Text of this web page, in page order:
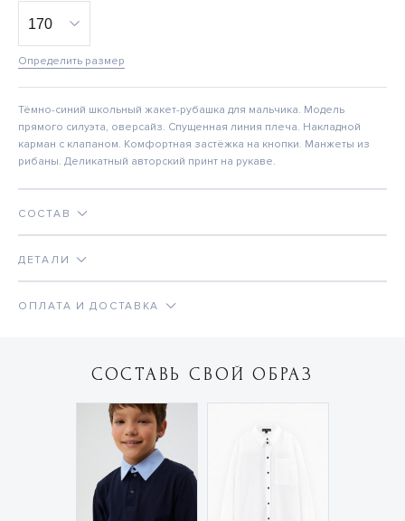
Определить размер
Тёмно-синий школьный жакет-рубашка для мальчика. Модель
прямого силуэта, оверсайз. Спущенная линия плеча. Накладной
карман с клапаном. Комфортная застёжка на кнопки. Манжеты из
рибаны. Деликатный авторский принт на рукаве.
СОСТАВ
ДЕТАЛИ
ОПЛАТА И ДОСТАВКА
СОСТАВЬ СВОЙ ОБРАЗ